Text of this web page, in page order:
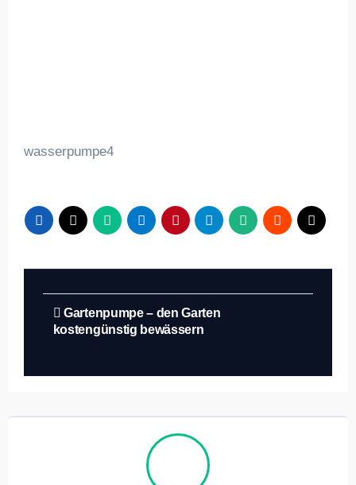
wasserpumpe4
Beitragsnavigation
Gartenpumpe – den Garten
kostengünstig bewässern